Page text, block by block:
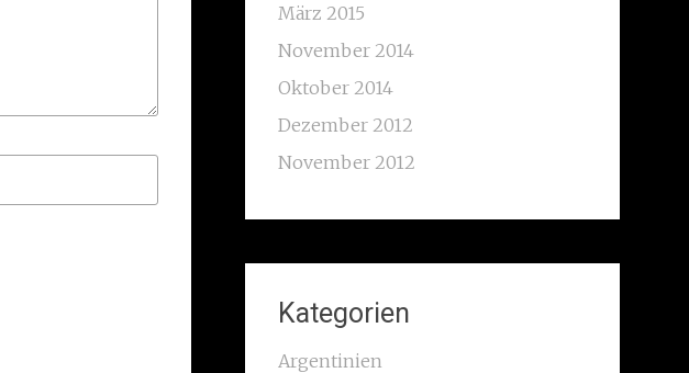
März 2015
November 2014
Oktober 2014
Dezember 2012
November 2012
Kategorien
Argentinien